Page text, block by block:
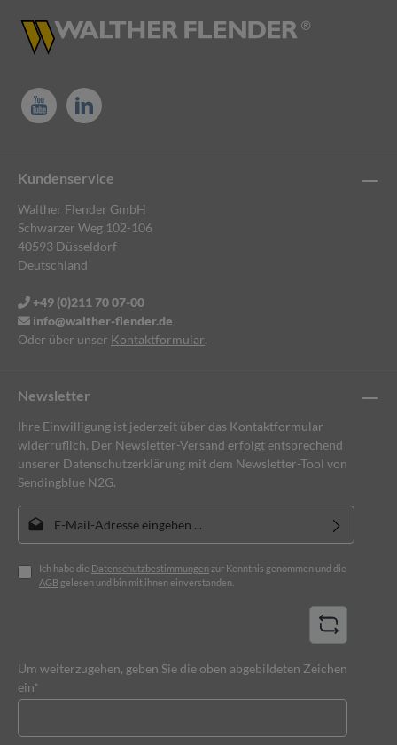
Newsletter
Ihre Einwilligung ist jederzeit über das Kontaktformular
widerruflich. Der Newsletter-Versand erfolgt entsprechend
unserer Datenschutzerklärung mit dem Newsletter-Tool von
Sendingblue N2G.
E-Mail-Adresse*
Ich habe die Datenschutzbestimmungen zur Kenntnis genommen und die
AGB gelesen und bin mit ihnen einverstanden.
Um weiterzugehen, geben Sie die oben abgebildeten Zeichen
ein*
Kundenservice
Walther Flender GmbH
Schwarzer Weg 102-106
40593 Düsseldorf
Deutschland
+49 (0)211 70 07-00
info@walther-flender.de
Oder über unser Kontaktformular.